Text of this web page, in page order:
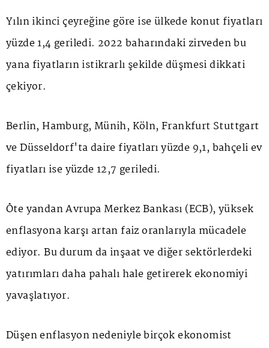
Yılın ikinci çeyreğine göre ise ülkede konut fiyatları
yüzde 1,4 geriledi. 2022 baharındaki zirveden bu
yana fiyatların istikrarlı şekilde düşmesi dikkati
çekiyor.
Berlin, Hamburg, Münih, Köln, Frankfurt Stuttgart
ve Düsseldorf'ta daire fiyatları yüzde 9,1, bahçeli ev
fiyatları ise yüzde 12,7 geriledi.
Öte yandan Avrupa Merkez Bankası (ECB), yüksek
enflasyona karşı artan faiz oranlarıyla mücadele
ediyor. Bu durum da inşaat ve diğer sektörlerdeki
yatırımları daha pahalı hale getirerek ekonomiyi
yavaşlatıyor.
Düşen enflasyon nedeniyle birçok ekonomist